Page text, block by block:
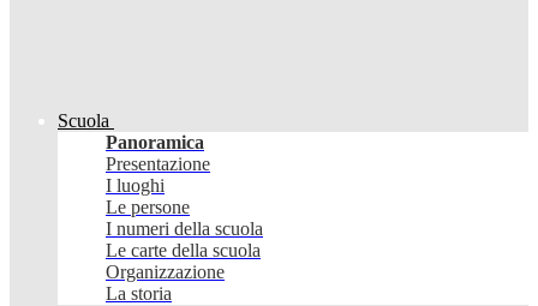
Scuola
Panoramica
Presentazione
I luoghi
Le persone
I numeri della scuola
Le carte della scuola
Organizzazione
La storia